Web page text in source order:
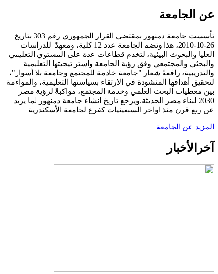
عن الجامعة
تأسست جامعة دمنهور بمقتضى القرار الجمهوري رقم 303 بتاريخ
26-10-2010، هذا وتضم الجامعة عدد 12 كلية، ومعهدًا للدراسات
العليا والبحوث البيئية، لتخدم قطاعات عدة على المستوي التعليمي
والبحثي والمجتمعي وفق رؤية الجامعة واستراتيجيتها التعليمية
والتدريبية، رافعةً شعار "جامعة خادمة للمجتمع وجامعة بلا أسوار"،
لتحقيق أهدافها المنشودة في الارتقاء بسياستها التعليمية، والمواءمة
بين معطيات البحث العلمي وخدمة المجتمع، مواكبةً لرؤية مصر
2030 لبناء مصر الحديثة.ويرجع تاريخ انشاء جامعة دمنهور لما يزيد
عن ربع قرن منذ اواخر السبعينيات كفرع لجامعة الأسكندرية
المزيد عن الجامعة
آخر الأخبار